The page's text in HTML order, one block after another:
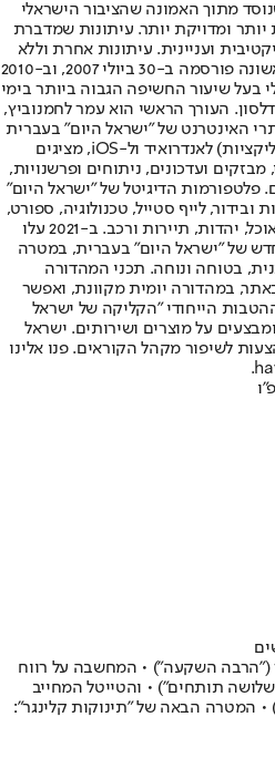
מתוך האמונה שהציבור הישראלי
יותר ומדויקת יותר. עיתונות שמדברת
ועניינית. עיתונות אחרת וללא
תשלום. המהדורה המודפסת הראשונה פורסמה ב-30 ביולי 2007, וב-2010
בעל שיעור החשיפה הגבוה ביותר בימי
העורך הראשי הוא עמר לחמנוביץ,
האינטרנט של "ישראל היום" בעברית
ובאנגלית, כמו כן היישומונים (אפליקציות) לאנדרואיד ול-iOS, מציגים
ועדכונים, ניתוחים ופרשנויות,
פלטפורמות הדיגיטל של "ישראל היום"
לייף סטייל, טכנולוגיה, ספורט,
כלכלה וצרכנות, בריאות, חיילים, אוכל, יהדות, תיירות ורכב. ב-2021 עלו
של "ישראל היום" בעברית, במטרה
בטוחה ונוחה. תכני המהדורה
במהדורה יומית מקוונת, ואפשר
הייחודי "הקליקה של ישראל
על מוצרים ושירותים. ישראל
לשיפור מקהל הקוראים. פנו אלינו
("הרבה השקעה") • המחשבה על רווח
תותחים") • והטייטל המחייב
המטרה הבאה של "תינוקות קלינגר":